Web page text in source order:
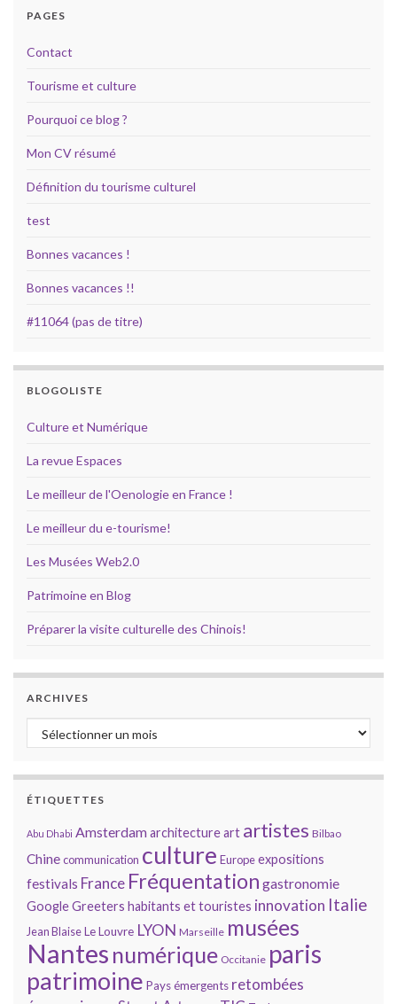
PAGES
Contact
Tourisme et culture
Pourquoi ce blog ?
Mon CV résumé
Définition du tourisme culturel
test
Bonnes vacances !
Bonnes vacances !!
#11064 (pas de titre)
BLOGOLISTE
Culture et Numérique
La revue Espaces
Le meilleur de l'Oenologie en France !
Le meilleur du e-tourisme!
Les Musées Web2.0
Patrimoine en Blog
Préparer la visite culturelle des Chinois!
ARCHIVES
Archives
ÉTIQUETTES
Abu Dhabi Amsterdamarchitectureart artistes Bilbao
Chinecommunication culture Europeexpositions
festivals France Fréquentation gastronomie
GoogleGreeters habitants et touristes innovation Italie
Jean BlaiseLe Louvre LYON Marseille musées
Nantes numérique Occitanie paris
patrimoine Pays émergents retombées